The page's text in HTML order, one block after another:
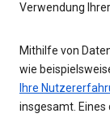
Verwendung
Mithilfe von
wie
Ihre
insgesamt. Eines